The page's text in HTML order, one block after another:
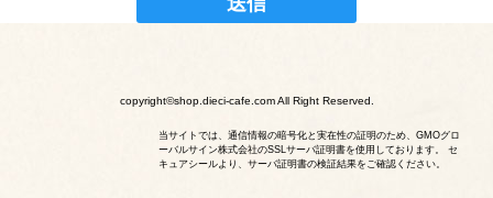
copyright©shop.dieci-cafe.com All Right Reserved.
当サイトでは、通信情報の暗号化と実在性の証明のため、GMOグロ
ーバルサイン株式会社のSSLサーバ証明書を使用しております。 セ
キュアシールより、サーバ証明書の検証結果をご確認ください。